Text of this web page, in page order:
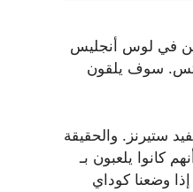
في لوس أنجليس
سوف يلقون
ستيرنز. والحقيقة
كانوا يلعبون بـ
وضعنا كوداي